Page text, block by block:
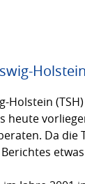
Holstein
heute
Da die